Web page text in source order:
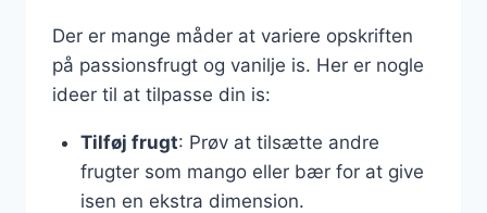
Der er mange måder at variere opskriften
på passionsfrugt og vanilje is. Her er nogle
ideer til at tilpasse din is:
Tilføj frugt: Prøv at tilsætte andre
frugter som mango eller bær for at give
isen en ekstra dimension.